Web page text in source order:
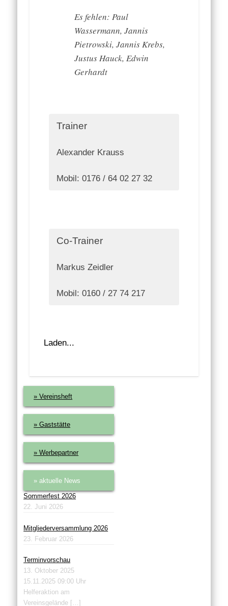
Es fehlen: Paul
Wassermann, Jannis
Pietrowski, Jannis Krebs,
Justus Hauck, Edwin
Gerhardt
Trainer
Alexander Krauss
Mobil: 0176 / 64 02 27 32
Co-Trainer
Markus Zeidler
Mobil: 0160 / 27 74 217
Laden...
» Vereinsheft
» Gaststätte
» Werbepartner
» aktuelle News
Sommerfest 2026
22. Juni 2026
Mitgliederversammlung 2026
23. Februar 2026
Terminvorschau
13. Oktober 2025
15.11.2025 09:00 Uhr
Helferaktion am
Vereinsgelände […]